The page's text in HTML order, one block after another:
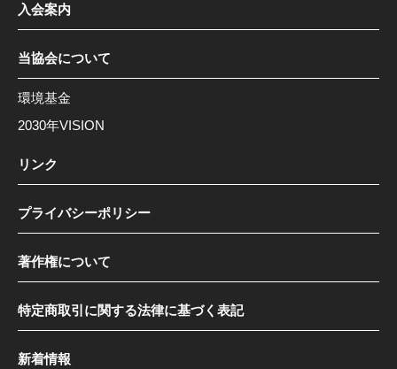
入会案内
当協会について
環境基金
2030年VISION
リンク
プライバシーポリシー
著作権について
特定商取引に関する法律に基づく表記
新着情報